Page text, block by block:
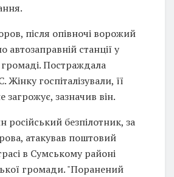
після опівночі ворожий
автозаправній станції у
Постраждала
госпіталізували, її
загрожує, зазначив він.
російський безпілотник, за
атакував поштовий
в Сумському районі
громади. "Поранений